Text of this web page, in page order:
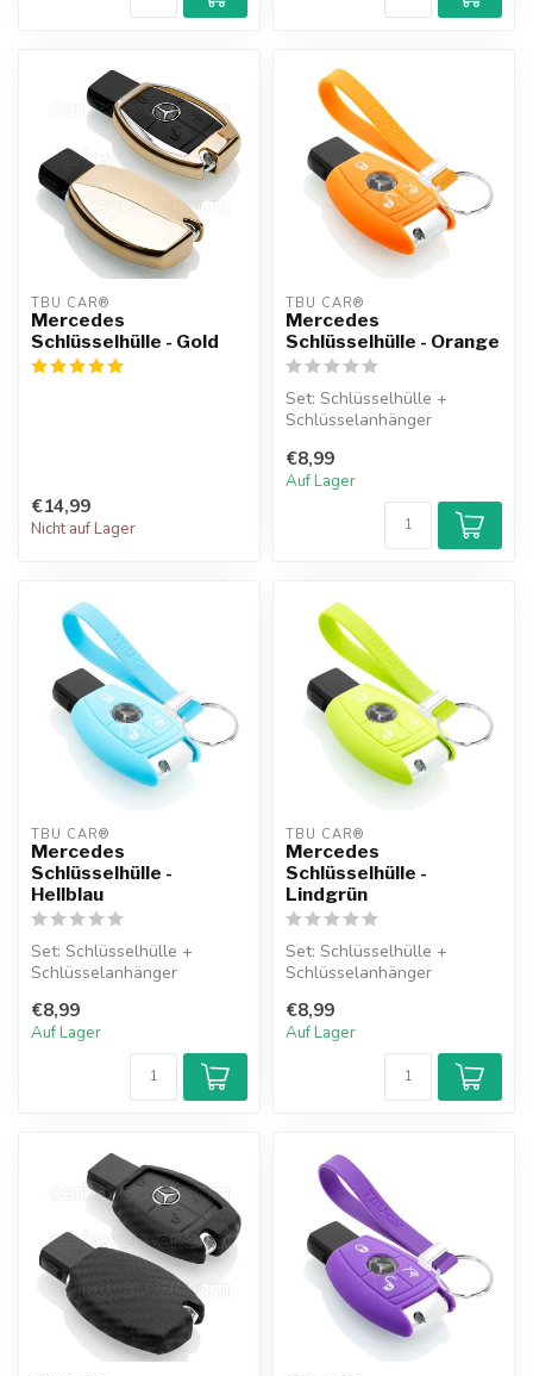
TBU CAR®
Mercedes
Schlüsselhülle - Gold
€14,99
Nicht auf Lager
TBU CAR®
Mercedes
Schlüsselhülle - Orange
Set: Schlüsselhülle +
Schlüsselanhänger
€8,99
Auf Lager
TBU CAR®
Mercedes
Schlüsselhülle -
Hellblau
Set: Schlüsselhülle +
Schlüsselanhänger
€8,99
Auf Lager
TBU CAR®
Mercedes
Schlüsselhülle -
Lindgrün
Set: Schlüsselhülle +
Schlüsselanhänger
€8,99
Auf Lager